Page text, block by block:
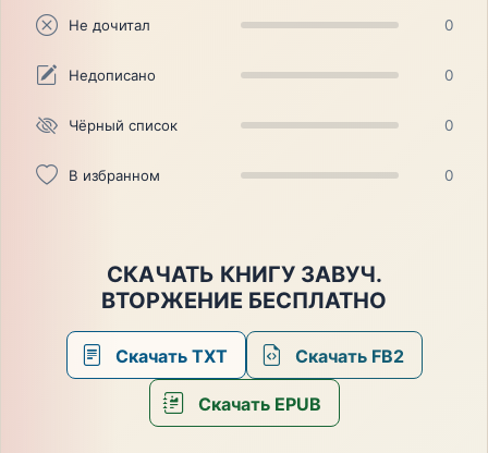
Не дочитал 0
Недописано 0
Чёрный список 0
В избранном 0
СКАЧАТЬ КНИГУ ЗАВУЧ.
ВТОРЖЕНИЕ БЕСПЛАТНО
Скачать TXT Скачать FB2
Скачать EPUB